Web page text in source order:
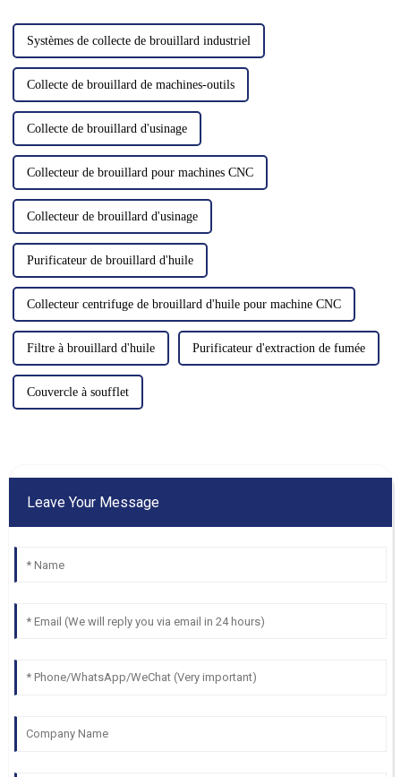
Systèmes de collecte de brouillard industriel
Collecte de brouillard de machines-outils
Collecte de brouillard d'usinage
Collecteur de brouillard pour machines CNC
Collecteur de brouillard d'usinage
Purificateur de brouillard d'huile
Collecteur centrifuge de brouillard d'huile pour machine CNC
Filtre à brouillard d'huile Purificateur d'extraction de fumée
Couvercle à soufflet
Leave Your Message